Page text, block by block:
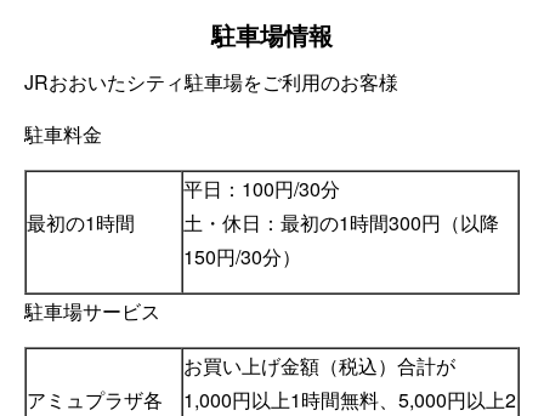
駐車場情報
JRおおいたシティ駐車場をご利用のお客様
駐車料金
最初の1時間
平日：100円/30分
土・休日：最初の1時間300円（以降
150円/30分）
駐車場サービス
アミュプラザ各
お買い上げ金額（税込）合計が
1,000円以上1時間無料、5,000円以上2